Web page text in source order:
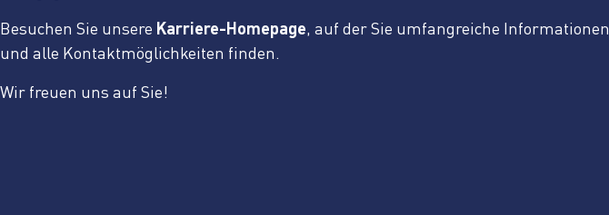
Besuchen Sie unsere Karriere-Homepage, auf der Sie umfangreiche Informationen
und alle Kontaktmöglichkeiten finden.
Wir freuen uns auf Sie!